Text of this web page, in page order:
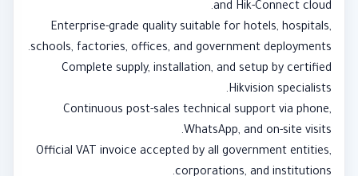
and Hik-Connect cloud.
Enterprise-grade quality suitable for hotels, hospitals,
schools, factories, offices, and government deployments.
Complete supply, installation, and setup by certified
Hikvision specialists.
Continuous post-sales technical support via phone,
WhatsApp, and on-site visits.
Official VAT invoice accepted by all government entities,
corporations, and institutions.